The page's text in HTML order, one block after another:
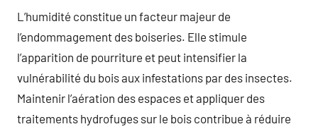
L’humidité constitue un facteur majeur de
l’endommagement des boiseries. Elle stimule
l’apparition de pourriture et peut intensifier la
vulnérabilité du bois aux infestations par des insectes.
Maintenir l’aération des espaces et appliquer des
traitements hydrofuges sur le bois contribue à réduire